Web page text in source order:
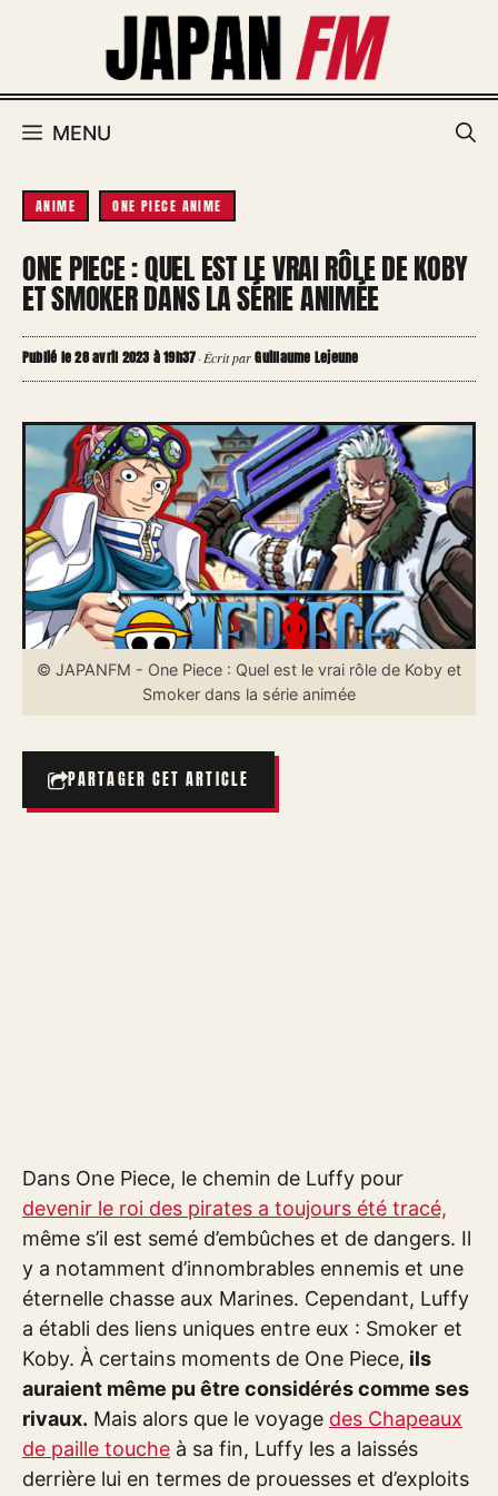
MENU
ANIME ONE PIECE ANIME
ONE PIECE : QUEL EST LE VRAI RÔLE DE KOBY
ET SMOKER DANS LA SÉRIE ANIMÉE
Publié le 28 avril 2023 à 19h37·Écrit parGuillaume Lejeune
© JAPANFM - One Piece : Quel est le vrai rôle de Koby et
Smoker dans la série animée
PARTAGER CET ARTICLE
Dans One Piece, le chemin de Luffy pour
devenir le roi des pirates a toujours été tracé,
même s’il est semé d’embûches et de dangers. Il
y a notamment d’innombrables ennemis et une
éternelle chasse aux Marines. Cependant, Luffy
a établi des liens uniques entre eux : Smoker et
Koby. À certains moments de One Piece, ils
auraient même pu être considérés comme ses
rivaux. Mais alors que le voyage des Chapeaux
de paille touche à sa fin, Luffy les a laissés
derrière lui en termes de prouesses et d’exploits